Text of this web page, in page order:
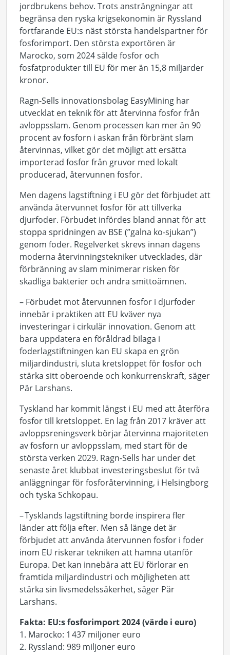
jordbrukens behov. Trots ansträngningar att
begränsa den ryska krigsekonomin är Ryssland
fortfarande EU:s näst största handelspartner för
fosforimport. Den största exportören är
Marocko, som 2024 sålde fosfor och
fosfatprodukter till EU för mer än 15,8 miljarder
kronor.
Ragn-Sells innovationsbolag EasyMining har
utvecklat en teknik för att återvinna fosfor från
avloppsslam. Genom processen kan mer än 90
procent av fosforn i askan från förbränt slam
återvinnas, vilket gör det möjligt att ersätta
importerad fosfor från gruvor med lokalt
producerad, återvunnen fosfor.
Men dagens lagstiftning i EU gör det förbjudet att
använda återvunnet fosforför att tillverka
djurfoder. Förbudet infördes bland annatför att
stoppa spridningen av BSE (”galna ko-sjukan”)
genom foder. Regelverket skrevs innan dagens
moderna återvinningstekniker utvecklades, där
förbränning av slam minimerar risken för
skadliga bakterier och andra smittoämnen.
– Förbudet motåtervunnen fosfor i djurfoder
innebär i praktiken att EU kväver nya
investeringar i cirkulär innovation. Genom att
bara uppdatera en föråldrad bilaga i
foderlagstiftningen kan EU skapa en grön
miljardindustri, sluta kretsloppet för fosfor och
stärka sitt oberoende och konkurrenskraft, säger
Pär Larshans.
Tyskland har kommit längst i EU med att återföra
fosfor till kretsloppet. En lag från 2017 kräver att
avloppsreningsverk börjar återvinna majoriteten
av fosforn ur avloppsslam, med start för de
största verken 2029. Ragn-Sells har under det
senaste året klubbat investeringsbeslut förtvå
anläggningar för fosforåtervinning, i Helsingborg
och tyska Schkopau.
–Tysklands lagstiftning borde inspirera fler
länder att följa efter. Men så länge det är
förbjudet att använda återvunnen fosfor i foder
inom EU riskerar tekniken att hamna utanför
Europa. Det kan innebära att EU förlorar en
framtida miljardindustri och möjligheten att
stärka sin livsmedelssäkerhet, säger Pär
Larshans.
Fakta: EU:s fosforimport 2024(värde i euro)
1. Marocko: 1 437 miljoner euro
2. Ryssland: 989 miljoner euro